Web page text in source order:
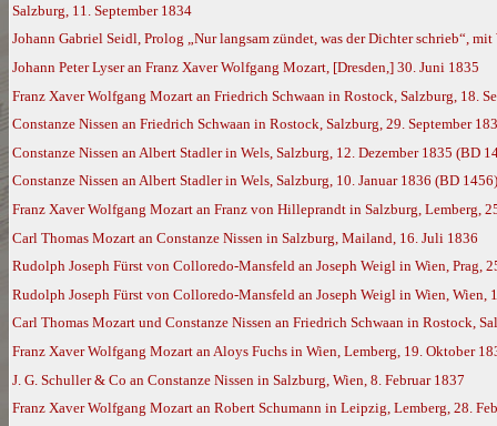
Salzburg, 11. September 1834
Johann Gabriel Seidl, Prolog „Nur langsam zündet, was der Dichter schrieb“,
Johann Peter Lyser an Franz Xaver Wolfgang Mozart, [Dresden,] 30. Juni 1835
Franz Xaver Wolfgang Mozart an Friedrich Schwaan in Rostock, Salzburg, 18.
Constanze Nissen an Friedrich Schwaan in Rostock, Salzburg, 29. September
Constanze Nissen an Albert Stadler in Wels, Salzburg, 12. Dezember 1835 (BD
Constanze Nissen an Albert Stadler in Wels, Salzburg, 10. Januar 1836 (BD 1456)
Franz Xaver Wolfgang Mozart an Franz von Hilleprandt in Salzburg, Lemberg,
Carl Thomas Mozart an Constanze Nissen in Salzburg, Mailand, 16. Juli 1836
Rudolph Joseph Fürst von Colloredo-Mansfeld an Joseph Weigl in Wien, Prag,
Rudolph Joseph Fürst von Colloredo-Mansfeld an Joseph Weigl in Wien, Wien,
Carl Thomas Mozart und Constanze Nissen an Friedrich Schwaan in Rostock,
Franz Xaver Wolfgang Mozart an Aloys Fuchs in Wien, Lemberg, 19. Oktober
J. G. Schuller & Co an Constanze Nissen in Salzburg, Wien, 8. Februar 1837
Franz Xaver Wolfgang Mozart an Robert Schumann in Leipzig, Lemberg, 28.